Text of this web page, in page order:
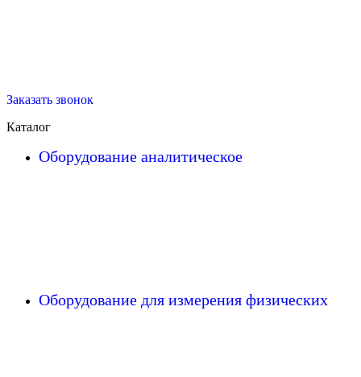
Заказать звонок
Каталог
Оборудование аналитическое
Оборудование для измерения физических